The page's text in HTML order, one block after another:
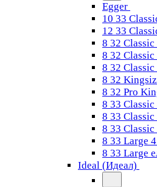
Egger
10 33
12 33
8 32
8 32
8 32 Classic
8 32
8 32 Pro
8 33
8 33
8 33 Classic
8 33 Large
8 33 Large
Ideal (Идеал)